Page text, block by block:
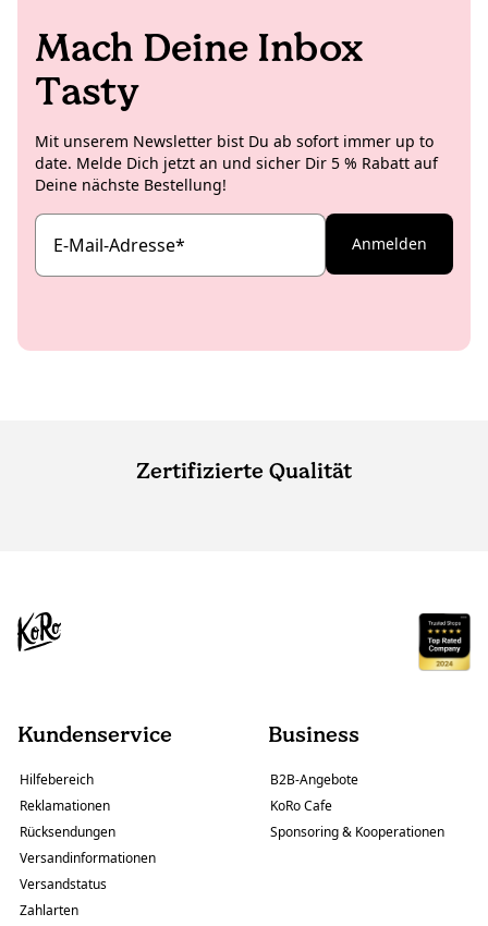
Mach Deine Inbox
Tasty
Mit unserem Newsletter bist Du ab sofort immer up to
date. Melde Dich jetzt an und sicher Dir 5 % Rabatt auf
Deine nächste Bestellung!
E-Mail-Adresse* Anmelden
Zertifizierte Qualität
Kundenservice
Hilfebereich
Reklamationen
Rücksendungen
Versandinformationen
Versandstatus
Zahlarten
Business
B2B-Angebote
KoRo Cafe
Sponsoring & Kooperationen